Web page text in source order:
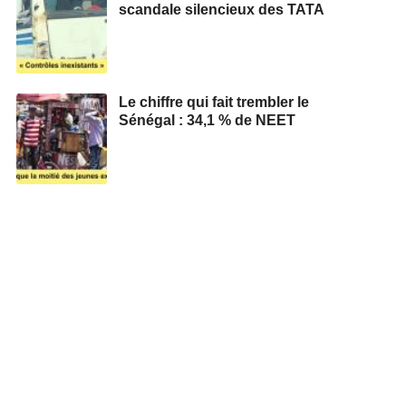
scandale silencieux des TATA
Le chiffre qui fait trembler le
Sénégal : 34,1 % de NEET